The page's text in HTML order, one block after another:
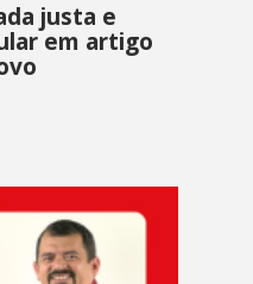
justa e
em artigo